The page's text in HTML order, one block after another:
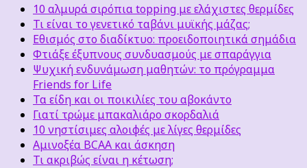
10 αλμυρά σιρόπια topping με ελάχιστες θερμίδες
Τι είναι το γενετικό ταβάνι μυϊκής μάζας;
Εθισμός στο διαδίκτυο: προειδοποιητικά σημάδια
Φτιάξε έξυπνους συνδυασμούς με σπαράγγια
Ψυχική ενδυνάμωση μαθητών: το πρόγραμμα
Friends for Life
Τα είδη και οι ποικιλίες του αβοκάντο
Γιατί τρώμε μπακαλιάρο σκορδαλιά
10 νηστίσιμες αλοιφές με λίγες θερμίδες
Αμινοξέα BCAA και άσκηση
Τι ακριβώς είναι η κέτωση;